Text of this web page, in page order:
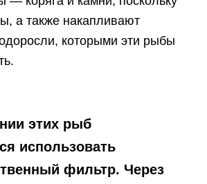
а также накапливают
которыми эти рыбы
этих рыб
использовать
фильтр. Через